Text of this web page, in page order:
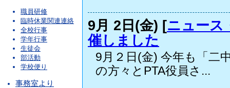
職員研修
臨時休業関連連絡
全校行事
学年行事
生徒会
部活動
学校便り
事務室より
9月 2日(金) [ニュース
催しました
9月２日(金) 今年も「二
の方々とPTA役員さ...